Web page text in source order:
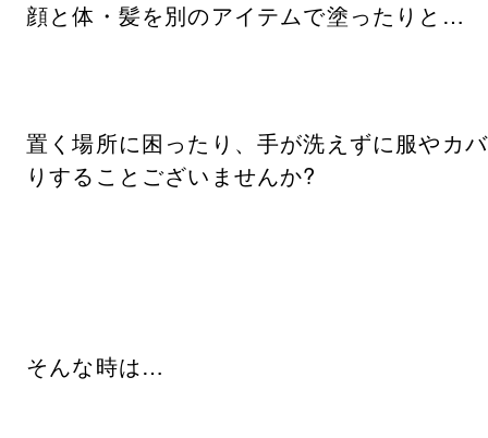
顔と体・髪を別のアイテムで塗ったりと…
置く場所に困ったり、手が洗えずに服やカ
りすることございませんか?
そんな時は…